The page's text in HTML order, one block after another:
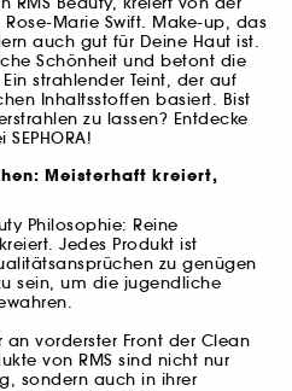
Marie Swift. Make-up, das
auch gut für Deine Haut ist.
Schönheit und betont die
strahlender Teint, der auf
Inhaltsstoffen basiert. Bist
zu lassen? Entdecke
Meisterhaft kreiert,
Philosophie: Reine
Jedes Produkt ist
zu genügen
sein, um die jugendliche
an vorderster Front der Clean
von RMS sind nicht nur
sondern auch in ihrer